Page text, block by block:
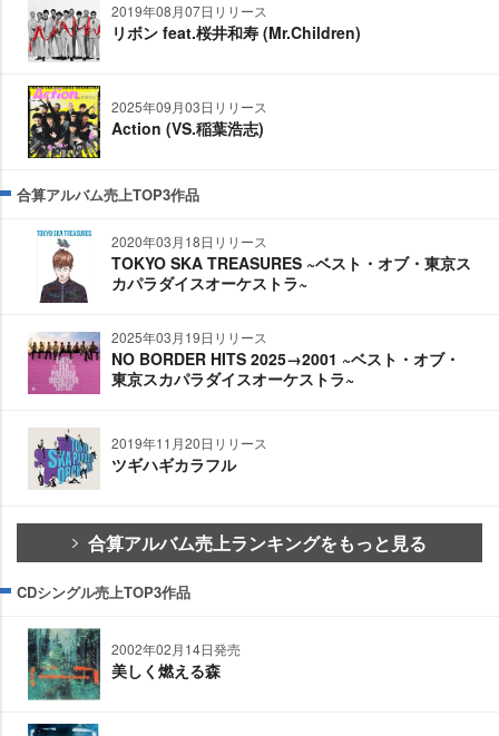
2019年08月07日リリース
リボン feat.桜井和寿 (Mr.Children)
2025年09月03日リリース
Action (VS.稲葉浩志)
合算アルバム売上TOP3作品
2020年03月18日リリース
TOKYO SKA TREASURES ~ベスト・オブ・東京ス
カパラダイスオーケストラ~
2025年03月19日リリース
NO BORDER HITS 2025→2001 ~ベスト・オブ・
東京スカパラダイスオーケストラ~
2019年11月20日リリース
ツギハギカラフル
合算アルバム売上ランキングをもっと見る
CDシングル売上TOP3作品
2002年02月14日発売
美しく燃える森